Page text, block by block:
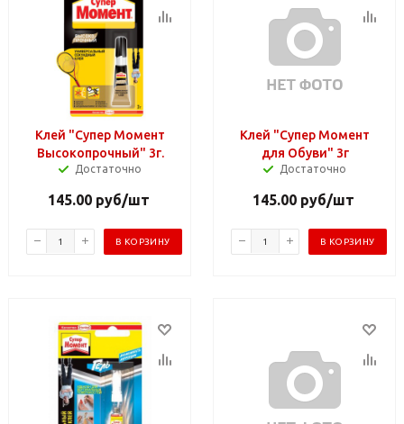
Клей "Супер Момент
Высокопрочный" 3г.
Достаточно
145.00руб/шт
В КОРЗИНУ
Клей "Супер Момент
для Обуви" 3г
Достаточно
145.00руб/шт
В КОРЗИНУ